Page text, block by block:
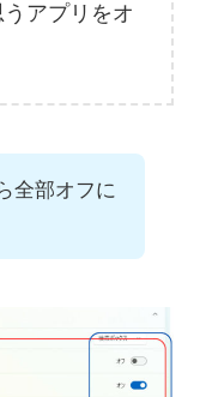
アプリをオ
全部オフに